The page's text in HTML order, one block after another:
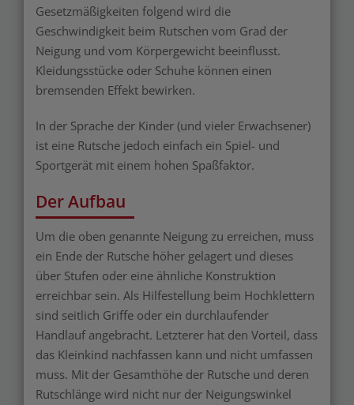
Gesetzmäßigkeiten folgend wird die
Geschwindigkeit beim Rutschen vom Grad der
Neigung und vom Körpergewicht beeinflusst.
Kleidungsstücke oder Schuhe können einen
bremsenden Effekt bewirken.
In der Sprache der Kinder (und vieler Erwachsener)
ist eine Rutsche jedoch einfach ein Spiel- und
Sportgerät mit einem hohen Spaßfaktor.
Der Aufbau
Um die oben genannte Neigung zu erreichen, muss
ein Ende der Rutsche höher gelagert und dieses
über Stufen oder eine ähnliche Konstruktion
erreichbar sein. Als Hilfestellung beim Hochklettern
sind seitlich Griffe oder ein durchlaufender
Handlauf angebracht. Letzterer hat den Vorteil, dass
das Kleinkind nachfassen kann und nicht umfassen
muss. Mit der Gesamthöhe der Rutsche und deren
Rutschlänge wird nicht nur der Neigungswinkel